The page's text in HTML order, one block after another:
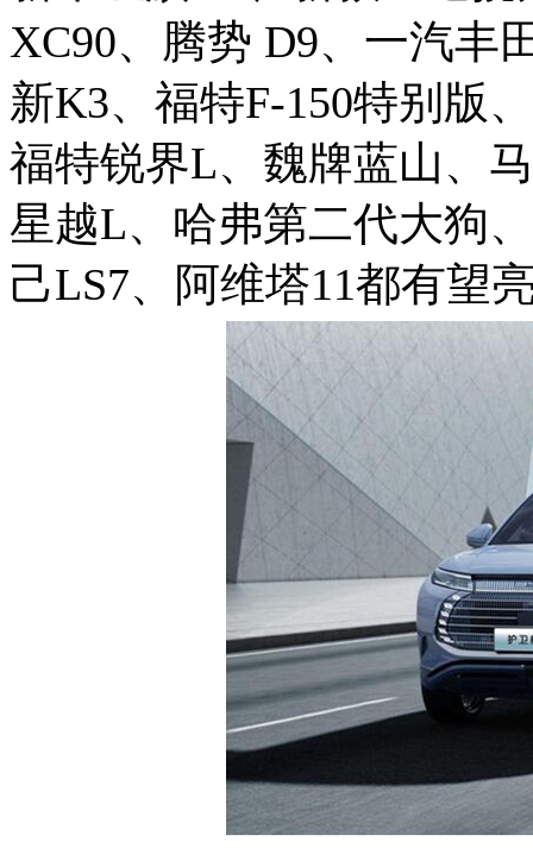
XC90、腾势 D9、一汽丰
新K3、福特F-150特别版
福特锐界L、魏牌蓝山、
星越L、哈弗第二代大狗
己LS7、阿维塔11都有望